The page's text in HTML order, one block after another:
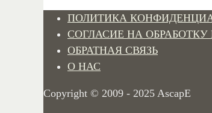
ПОЛИТИКА
СОГЛАСИЕ НА
ОБРАТНАЯ СВЯЗЬ
О НАС
Copyright © 2009 - 2025 AscapE